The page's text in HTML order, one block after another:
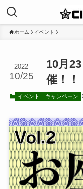
ホーム イベント
10月
催！！
2022
10/25
イベント キャンペーン